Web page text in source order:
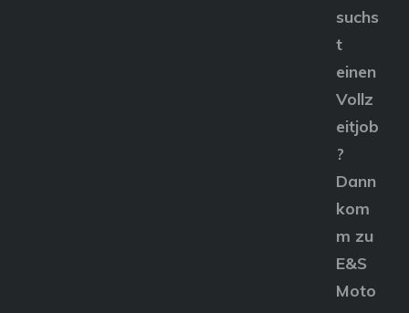
suchs
t
einen
Vollz
eitjob
?
Dann
kom
m zu
E&S
Moto